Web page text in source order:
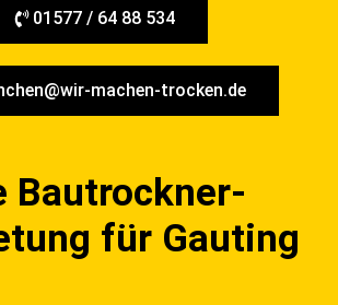
01577 / 64 88 534
machen-trocken.de
Bautrockner-
für Gauting